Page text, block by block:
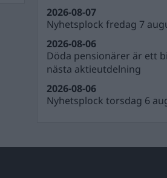
Nyhetsplock fredag 7
2026-08-07
Döda pensionärer är ett
nästa aktieutdelning
2026-08-06
Nyhetsplock torsdag 6
2026-08-06